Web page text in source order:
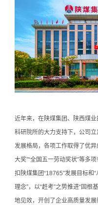
近年来，在陕煤集团、陕西煤
科研院所的大力支持下，公司
发展格局，各项工作取得了优异
大奖”“全国五一劳动奖状”等多
扣陕煤集团“18765”发展目标和
理念”，以“赶考”之势推进“固根
地见效，开创了企业高质量发